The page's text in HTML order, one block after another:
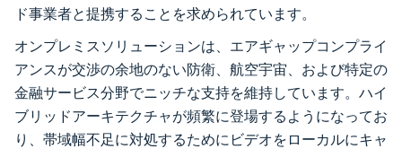
ド事業者と提携することを求められています。
オンプレミスソリューションは、エアギャップコンプライ
アンスが交渉の余地のない防衛、航空宇宙、および特定の
金融サービス分野でニッチな支持を維持しています。ハイ
ブリッドアーキテクチャが頻繁に登場するようになってお
り、帯域幅不足に対処するためにビデオをローカルにキャ